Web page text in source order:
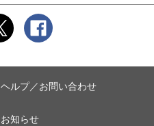
メンズ レディース
】【翌日配達対象】
ヘルプ／お問い合わせ
お知らせ